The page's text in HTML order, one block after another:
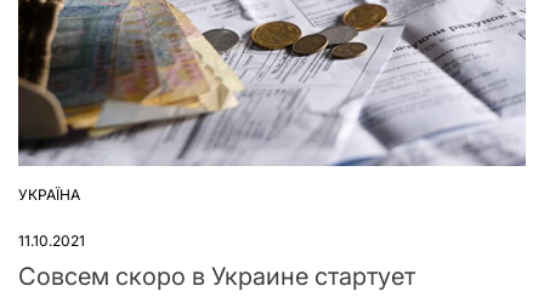
ОПУБЛІКУВАТИ
УКРАЇНА
11.10.2021
Совсем скоро в Украине стартует